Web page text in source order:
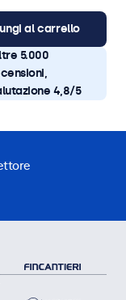
al carrello
5.000
4,8/5